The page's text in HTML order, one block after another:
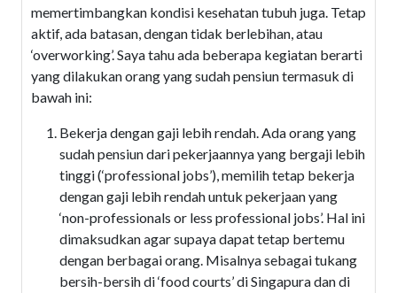
memertimbangkan kondisi kesehatan tubuh juga. Tetap
aktif, ada batasan, dengan tidak berlebihan, atau
‘overworking’. Saya tahu ada beberapa kegiatan berarti
yang dilakukan orang yang sudah pensiun termasuk di
bawah ini:
Bekerja dengan gaji lebih rendah. Ada orang yang
sudah pensiun dari pekerjaannya yang bergaji lebih
tinggi (‘professional jobs’), memilih tetap bekerja
dengan gaji lebih rendah untuk pekerjaan yang
‘non-professionals or less professional jobs’. Hal ini
dimaksudkan agar supaya dapat tetap bertemu
dengan berbagai orang. Misalnya sebagai tukang
bersih-bersih di ‘food courts’ di Singapura dan di